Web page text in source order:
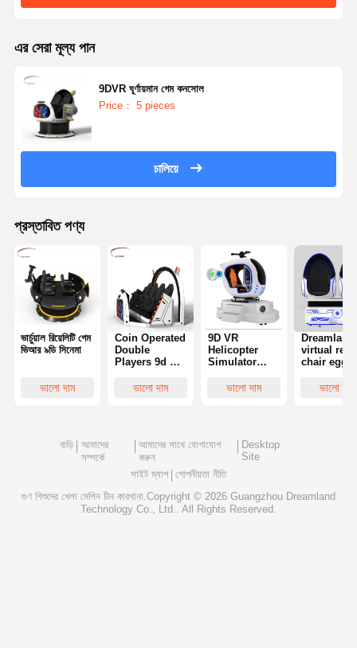
এর সেরা মূল্য পান
9DVR ঘূর্ণায়মান গেম কনসোল
Price： 5 pieces
চালিয়ে
প্রস্তাবিত পণ্য
ভার্চুয়াল রিয়েলিটি গেম
ভিআর ৯ডি সিনেমা
ভালো দাম
Coin Operated
Double
Players 9d VR
Gameভালো দাম
9D VR
Helicopter
Simulator
Dynamic
ভালো দাম
Dreamland
virtual
chair egg
gaming vr
ভালো দাম
বাড়ি
আমাদের
সম্পর্কে
আমাদের সাথে যোগাযোগ
করুন
Desktop
Site
সাইট ম্যাপ
গোপনীয়তা নীতি
গুণ শিশুদের খেলা মেশিন চীন কারখানা.Copyright © 2026 Guangzhou Dreamland
Technology Co., Ltd.. All Rights Reserved.